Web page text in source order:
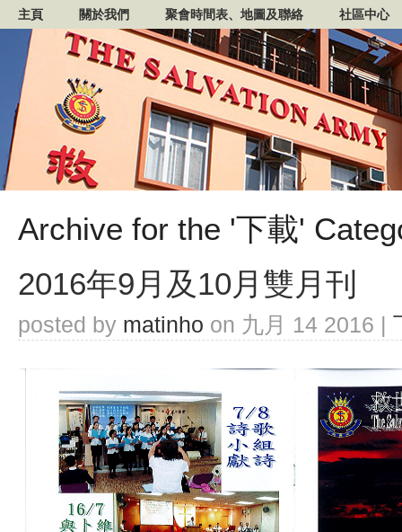
主頁 關於我們 聚會時間表、地圖及聯絡 社區中心
Archive for the '下載'
2016年9月及10月雙月刊
posted by matinho on 九月 14 2016 |